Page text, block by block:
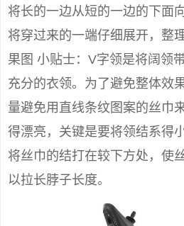
将长的一边从短的一边的下面
将穿过来的一端仔细展开，整
果图 小贴士：V字领是将阔领
充分的衣领。为了避免整体效
量避免用直线条纹图案的丝巾
得漂亮，关键是要将领结系得
将丝巾的结打在较下方处，使
以拉长脖子长度。